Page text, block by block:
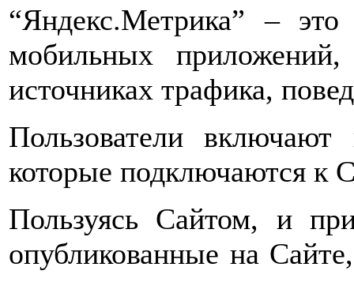
“Яндекс.Метрика” –
мобильных
источниках трафика,
Пользователи
которые подключаются к
Пользуясь Сайтом, и
опубликованные на